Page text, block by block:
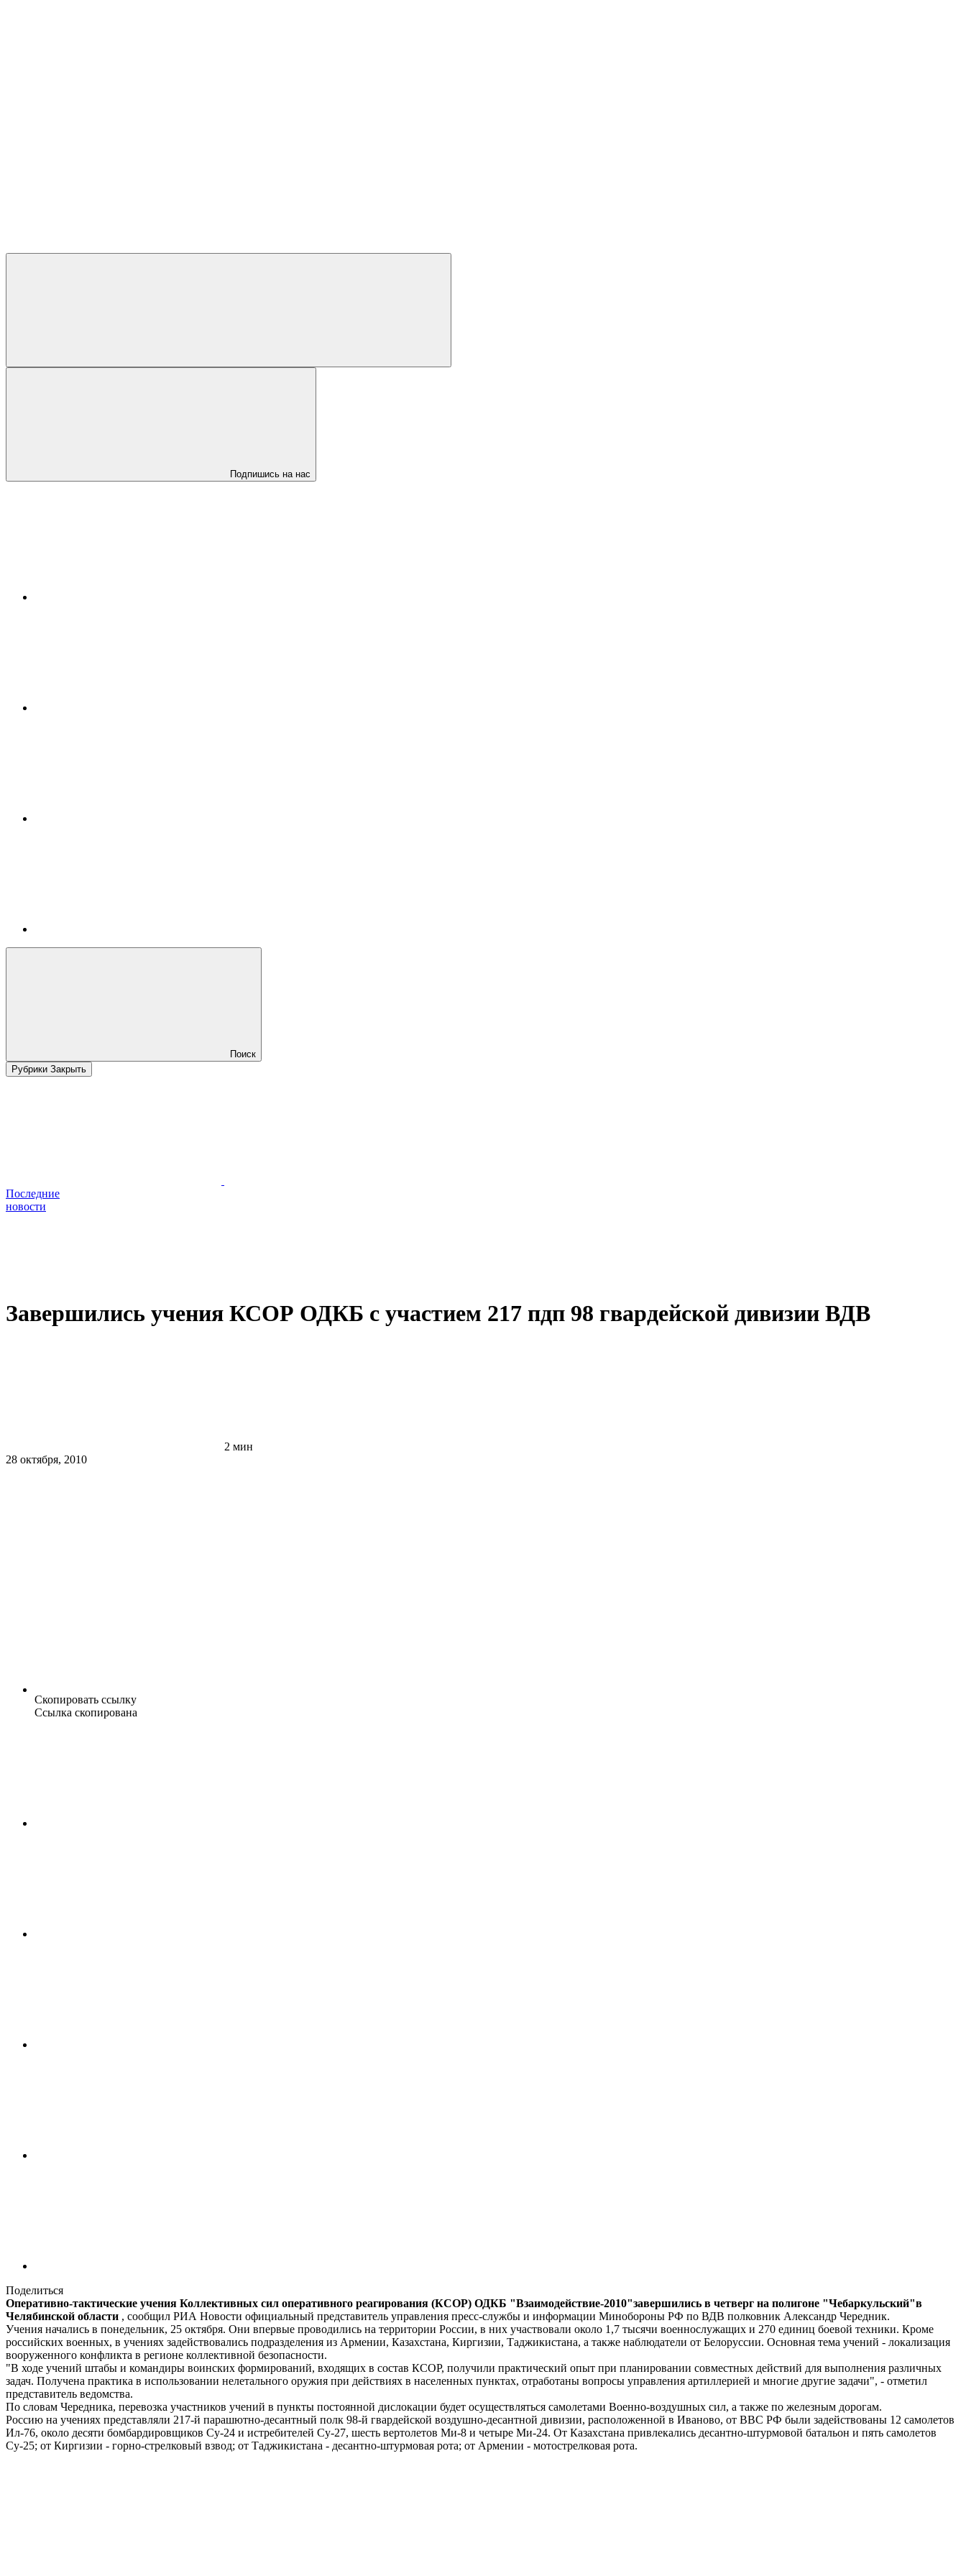
Подпишись на нас
Поиск
Рубрики Закрыть
Последние
новости
Завершились учения КСОР ОДКБ с участием 217 пдп 98 гвардейской дивизии ВДВ
2 мин
28 октября, 2010
Скопировать ссылку
Ссылка скопирована
Поделиться
Оперативно-тактические учения Коллективных сил оперативного реагирования (КСОР) ОДКБ "Взаимодействие-2010"завершились в четверг на полигоне "Чебаркульский"в
Челябинской области , сообщил РИА Новости официальный представитель управления пресс-службы и информации Минобороны РФ по ВДВ полковник Александр Чередник.
Учения начались в понедельник, 25 октября. Они впервые проводились на территории России, в них участвовали около 1,7 тысячи военнослужащих и 270 единиц боевой техники. Кроме
российских военных, в учениях задействовались подразделения из Армении, Казахстана, Киргизии, Таджикистана, а также наблюдатели от Белоруссии. Основная тема учений - локализация
вооруженного конфликта в регионе коллективной безопасности.
"В ходе учений штабы и командиры воинских формирований, входящих в состав КСОР, получили практический опыт при планировании совместных действий для выполнения различных
задач. Получена практика в использовании нелетального оружия при действиях в населенных пунктах, отработаны вопросы управления артиллерией и многие другие задачи", - отметил
представитель ведомства.
По словам Чередника, перевозка участников учений в пункты постоянной дислокации будет осуществляться самолетами Военно-воздушных сил, а также по железным дорогам.
Россию на учениях представляли 217-й парашютно-десантный полк 98-й гвардейской воздушно-десантной дивизии, расположенной в Иваново, от ВВС РФ были задействованы 12 самолетов
Ил-76, около десяти бомбардировщиков Су-24 и истребителей Су-27, шесть вертолетов Ми-8 и четыре Ми-24. От Казахстана привлекались десантно-штурмовой батальон и пять самолетов
Су-25; от Киргизии - горно-стрелковый взвод; от Таджикистана - десантно-штурмовая рота; от Армении - мотострелковая рота.